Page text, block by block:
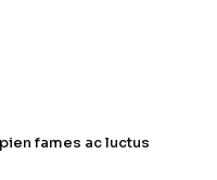
fames ac luctus